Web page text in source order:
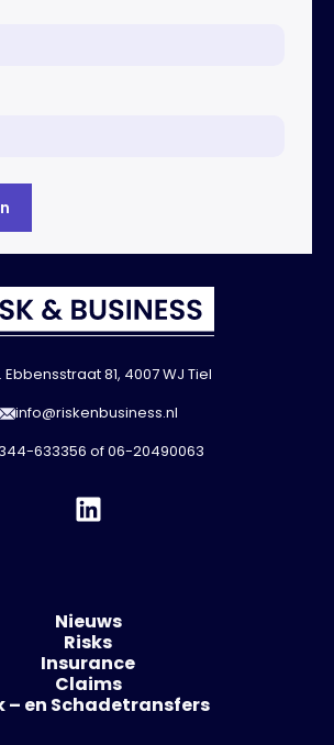
Ebbensstraat 81, 4007 WJ Tiel
info@riskenbusiness.nl
633356 of06-20490063
Nieuws
Risks
Insurance
Claims
– en Schadetransfers